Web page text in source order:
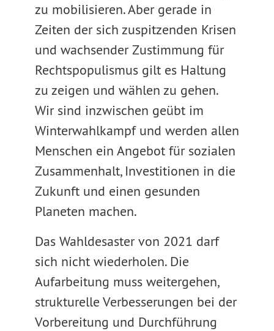
zu mobilisieren. Aber gerade in
Zeiten der sich zuspitzenden Krisen
und wachsender Zustimmung für
Rechtspopulismus gilt es Haltung
zu zeigen und wählen zu gehen.
Wir sind inzwischen geübt im
Winterwahlkampf und werden allen
Menschen ein Angebot für sozialen
Zusammenhalt, Investitionen in die
Zukunft und einen gesunden
Planeten machen.
Das Wahldesaster von 2021 darf
sich nicht wiederholen. Die
Aufarbeitung muss weitergehen,
strukturelle Verbesserungen bei der
Vorbereitung und Durchführung